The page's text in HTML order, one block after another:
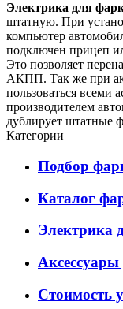
Электрика для
штатную. При
компьютер
подключен прицеп
Это позволяет
АКПП. Так же при
пользоваться всеми
производителем
дублирует штатные
Категории
Подбор
Каталог
Электрика
Стоимость